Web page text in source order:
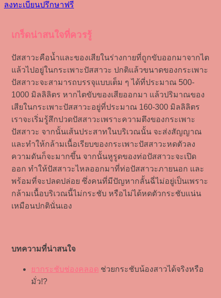
ลงทะเบียนปรึกษาฟรี
เกร็ดน่าสนใจที่ควรรู้
ปัสสาวะคือน้ำและของเสียในร่างกายที่ถูกขับออกมาจากไต
แล้วไปอยู่ในกระเพาะปัสสาวะ ปกติแล้วขนาดของกระเพาะ
ปัสสาวะจะสามารถบรรจุแบบเต็ม ๆ ได้ที่ประมาณ 500-
1000 มิลลิลิตร หากไตขับของเสียออกมา แล้วปริมาณของ
เสียในกระเพาะปัสสาวะอยู่ที่ประมาณ 160-300 มิลลิลิตร
เราจะเริ่มรู้สึกปวดปัสสาวะเพราะความตึงของกระเพาะ
ปัสสาวะ จากนั้นเส้นประสาทในบริเวณนั้น จะส่งสัญญาณ
และทำให้กล้ามเนื้อเรียบของกระเพาะปัสสาวะหดตัวลง
ความดันก็จะมากขึ้น จากนั้นหูรูดของท่อปัสสาวะจะเปิด
ออก ทำให้ปัสสาวะไหลออกมาที่ท่อปัสสาวะภายนอก และ
พร้อมที่จะปลดปล่อย ซึ่งคนที่มีปัญหากลั้นฉี่ไม่อยู่เป็นเพราะ
กล้ามเนื้อบริเวณนี้ไม่กระชับ หรือไม่ได้หดตัวกระชับแน่น
เหมือนปกตินั่นเอง
บทความที่น่าสนใจ
ยากระชับช่องคลอด ช่วยกระชับน้องสาวได้จริงหรือ
มั่ว!?